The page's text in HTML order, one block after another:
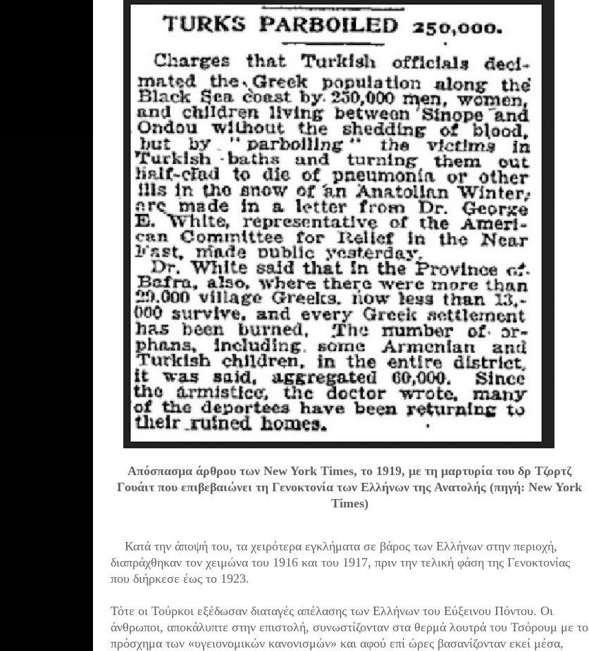
Απόσπασμα άρθρου των New York Times, το 1919, με τη μαρτυρία του δρ Τζορτζ
Γουάιτ που επιβεβαιώνει τη Γενοκτονία των Ελλήνων της Ανατολής (πηγή: New York
Times)
Κατά την άποψή του, τα χειρότερα εγκλήματα σε βάρος των Ελλήνων στην περιοχή,
διαπράχθηκαν τον χειμώνα του 1916 και του 1917, πριν την τελική φάση της Γενοκτονίας
που διήρκεσε έως το 1923.
Τότε οι Τούρκοι εξέδωσαν διαταγές απέλασης των Ελλήνων του Εύξεινου Πόντου. Οι
άνθρωποι, αποκάλυπτε στην επιστολή, συνωστίζονταν στα θερμά λουτρά του Τσόρουμ με το
πρόσχημα των «υγειονομικών κανονισμών» και αφού επί ώρες βασανίζονταν εκεί μέσα,